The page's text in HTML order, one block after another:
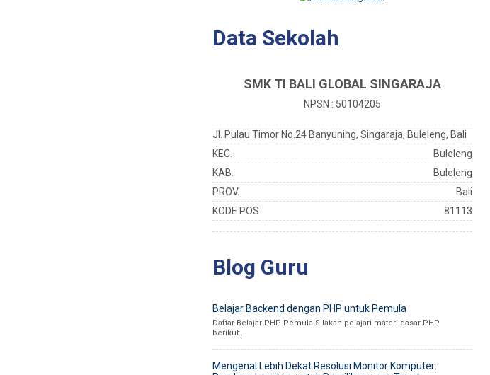
Data Sekolah
SMK TI BALI GLOBAL SINGARAJA
NPSN : 50104205
Jl. Pulau Timor No.24 Banyuning, Singaraja, Buleleng, Bali
KEC.
Buleleng
KAB.
Buleleng
PROV.
Bali
KODE POS
81113
Blog Guru
Belajar Backend dengan PHP untuk Pemula
Daftar Belajar PHP Pemula Silakan pelajari materi dasar PHP
berikut...
Mengenal Lebih Dekat Resolusi Monitor Komputer: